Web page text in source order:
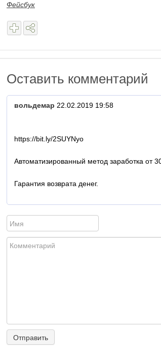
Фейсбук
Оставить комментарий
вольдемар 22.02.2019 19:58
https://bit.ly/2SUYNyo
Автоматизированный метод заработка от
Гарантия возврата денег.